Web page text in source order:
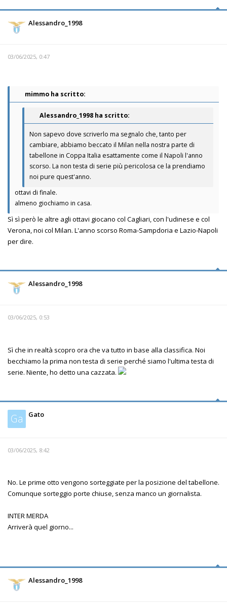
Alessandro_1998
03/06/2025, 0:47
mimmo ha scritto:
Alessandro_1998 ha scritto:
Non sapevo dove scriverlo ma segnalo che, tanto per
cambiare, abbiamo beccato il Milan nella nostra parte di
tabellone in Coppa Italia esattamente come il Napoli l'anno
scorso. La non testa di serie più pericolosa ce la prendiamo
noi pure quest'anno.
ottavi di finale.
almeno giochiamo in casa.
Sì sì però le altre agli ottavi giocano col Cagliari, con l'udinese e col
Verona, noi col Milan. L'anno scorso Roma-Sampdoria e Lazio-Napoli
per dire.
Alessandro_1998
03/06/2025, 0:53
Sì che in realtà scopro ora che va tutto in base alla classifica. Noi
becchiamo la prima non testa di serie perché siamo l'ultima testa di
serie. Niente, ho detto una cazzata.
Ga Gato
03/06/2025, 8:42
No. Le prime otto vengono sorteggiate per la posizione del tabellone.
Comunque sorteggio porte chiuse, senza manco un giornalista.
INTER MERDA
Arriverà quel giorno...
Alessandro_1998